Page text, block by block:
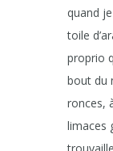
quand
toile
proprio
bout du
ronces,
limaces